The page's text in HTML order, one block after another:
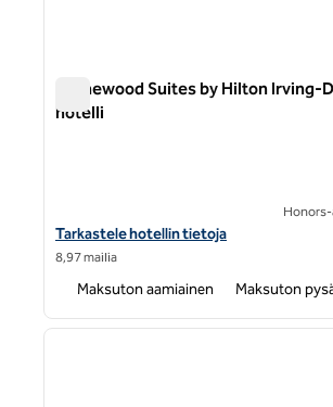
Homewood Suites by Hilton Irving-
hotelli
Näytä Homewood Suites by Hilton
Tarkastele hotellin tietoja
8,97 mailia
Maksuton aamiainen Maksuton
1/12